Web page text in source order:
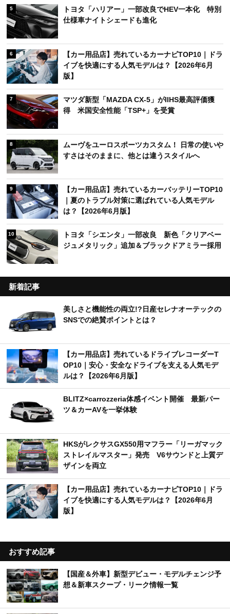
5
トヨタ「ハリアー」一部改良でHEV一本化 特別
仕様車ナイトシェードも進化
6
【カー用品店】売れているカーナビTOP10｜ドラ
イブを快適にする人気モデルは？【2026年6月
版】
7
マツダ新型「MAZDA CX-5」がIIHS最高評価獲
得 米国安全性能「TSP+」を受賞
8
ムーヴをユーロスポーツカスタム！ 日常の使いや
すさはそのままに、他とは違うスタイルへ
9
【カー用品店】売れているカーバッテリーTOP10
｜夏のトラブル対策に選ばれている人気モデル
は？【2026年6月版】
10
トヨタ「シエンタ」一部改良 新色「クリアベー
ジュメタリック」追加＆ブラックドアミラー採用
新着記事
美しさと機能性の両立!?日産セレナオーテックの
SNSでの絶賛ポイントとは？
【カー用品店】売れているドライブレコーダーT
OP10｜安心・安全なドライブを支える人気モデ
ルは？【2026年6月版】
BLITZ×carrozzeria体感イベント開催 最新パー
ツ＆カーAVを一挙体験
HKSがレクサスGX550用マフラー「リーガマック
ストレイルマスター」発売 V6サウンドと上質デ
ザインを両立
【カー用品店】売れているカーナビTOP10｜ドラ
イブを快適にする人気モデルは？【2026年6月
版】
おすすめ記事
【国産＆外車】新型デビュー・モデルチェンジ予
想＆新車スクープ・リーク情報一覧